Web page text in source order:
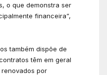
o que demonstra ser
financeira”,
também dispõe de
têm em geral
por